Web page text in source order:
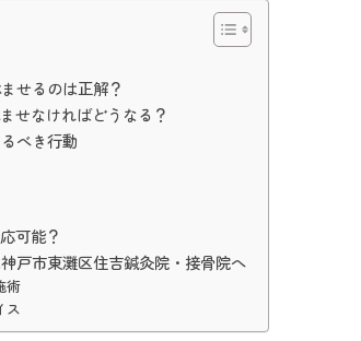
せるのは正解？
せなければどうなる？
べき行動
可能？
戸市東灘区住吉鍼灸院・接骨院へ
術
ス